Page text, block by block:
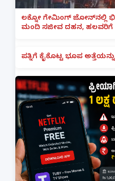
ಲಕ್ನೋ ಗೇಮಿಂಗ್ ಜೋನ್‌ನಲ್ಲಿ
ಮಂದಿ ಸಜೀವ ದಹನ, ಹಲವರಿಗೆ
ಪತ್ನಿಗೆ ಕೈಕೊಟ್ಟ ಭೂಪ